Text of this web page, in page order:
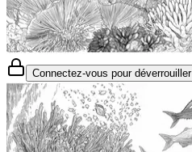
Connectez-vous pour déverrouiller